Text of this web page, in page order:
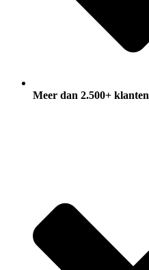
Meer dan 2.500+ klanten